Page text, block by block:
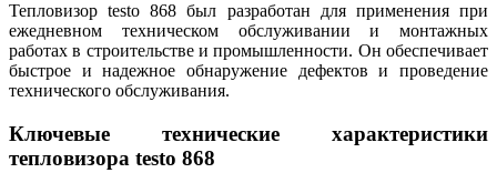
Тепловизор testo 868 был разработан для применения при
ежедневном техническом обслуживании и монтажных
работах в строительстве и промышленности. Он обеспечивает
быстрое и надежное обнаружение дефектов и проведение
технического обслуживания.
Ключевые технические характеристики
тепловизора testo 868